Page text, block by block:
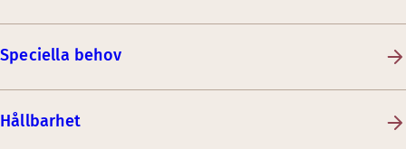
Speciella behov
Hållbarhet